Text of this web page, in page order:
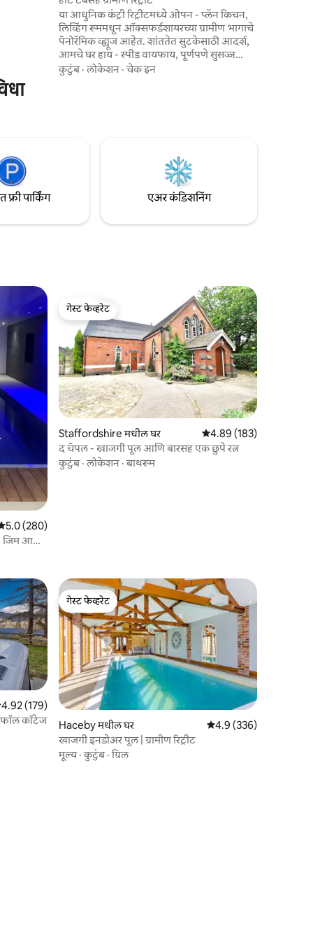
या आधुनिक कंट्री रिट्रीटमध्ये ओपन - प्लॅन किचन,
लिव्हिंग रूममधून ऑक्सफर्डशायरच्या ग्रामीण भागाचे
पॅनोरॅमिक व्ह्यूज आहेत. शांततेत सुटकेसाठी आदर्श,
आमचे घर हाय - स्पीड वायफाय, पूर्णपणे सुसज्ज
किचन आणि उबदार फर्निचर ऑफर करते. सुपरकिंग
कुटुंब·लोकेशन ·चेक इन
फ्री पार्किंग एअर कंडिशनिंग
पैकी 5.0 सरासरी रेटिंग, 280 रिव्ह्यूज
5.0 (280)
जिम आणि
गेस्ट फेव्हरेट
गेस्ट फेव्हरेट
Staffordshire मधील घर 5 पैकी 4.89 सरासरी रेटिंग,
4.89 (183)
द चॅपल - खाजगी पूल आणि बारसह एक छुपे रत्न
कुटुंब·लोकेशन ·बाथरूम
4.92 सरासरी रेटिंग, 179 रिव्ह्यूज
4.92 (179)
कॉटेज
गेस्ट फेव्हरेट
गेस्ट फेव्हरेट
Haceby मधील घर 5 पैकी 4.9 सरासरी रेटिंग,
4.9 (336)
खाजगी इनडोअर पूल | ग्रामीण रिट्रीट
मूल्य·कुटुंब·ग्रिल